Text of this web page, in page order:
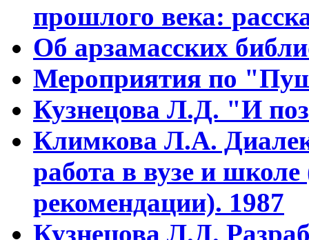
прошлого века:
Об арзамасских
Мероприятия по
Кузнецова Л.Д. "И
Климкова Л.А.
работа в вузе и
рекомендации). 1987
Кузнецова Л.Д.